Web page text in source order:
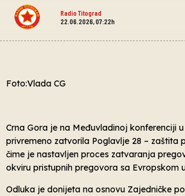
Radio Titograd
22.06.2026, 07:22h
Foto:Vlada CG
Crna Gora je na Međuvladinoj konferenciji
privremeno zatvorila Poglavlje 28 – zaštita
čime je nastavljen proces zatvaranja
okviru pristupnih pregovora sa Evropskom
Odluka je donijeta na osnovu Zajedničke